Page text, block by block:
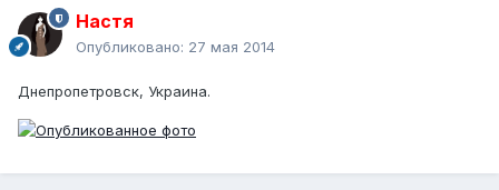
Настя
Опубликовано: 27 мая 2014
Днепропетровск, Украина.